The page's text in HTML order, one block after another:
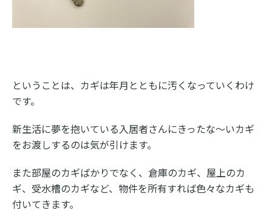
ということは、カギは年月とともに汚くなっていくわけ
です。
新生活に夢を抱いている入居者さんにきったな～いカギ
をお渡しするのは気が引けます。
また部屋のカギばかりでなく、倉庫のカギ、屋上のカ
ギ、受水槽のカギなど、物件を所有すれば色々なカギも
付いてきます。